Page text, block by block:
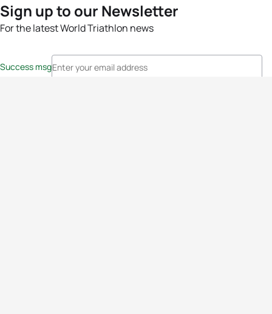
Sign up to our Newsletter
For the latest World Triathlon news
Success msg